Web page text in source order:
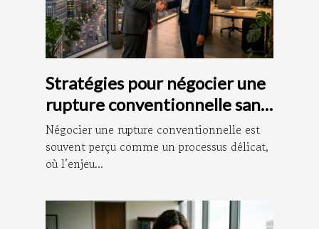
Stratégies pour négocier une
rupture conventionnelle sans
litige
Négocier une rupture conventionnelle est
souvent perçu comme un processus délicat,
où l’enjeu...